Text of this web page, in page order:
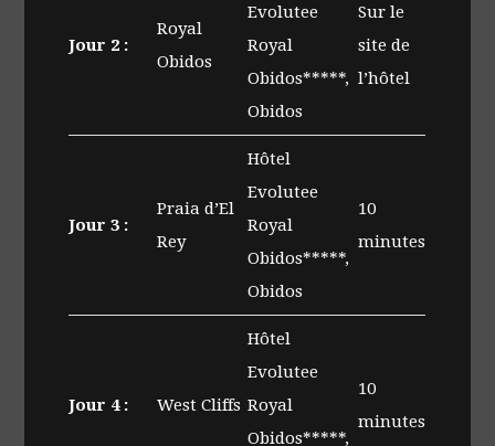
Jour 2 :
Royal
Obidos
Evolutee
Royal
Obidos*****,
Obidos
Sur le
site de
l’hôtel
Jour 3 :
Praia d’El
Rey
Hôtel
Evolutee
Royal
Obidos*****,
Obidos
10
minutes
Jour 4 : West Cliffs
Hôtel
Evolutee
Royal
Obidos*****,
10
minutes